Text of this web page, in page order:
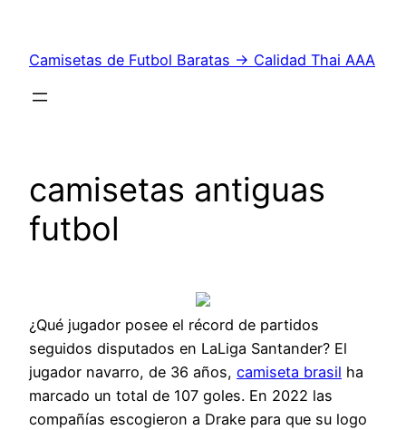
contenido
Camisetas de Futbol Baratas → Calidad Thai AAA
camisetas antiguas
futbol
¿Qué jugador posee el récord de partidos
seguidos disputados en LaLiga Santander? El
jugador navarro, de 36 años, camiseta brasil ha
marcado un total de 107 goles. En 2022 las
compañías escogieron a Drake para que su logo